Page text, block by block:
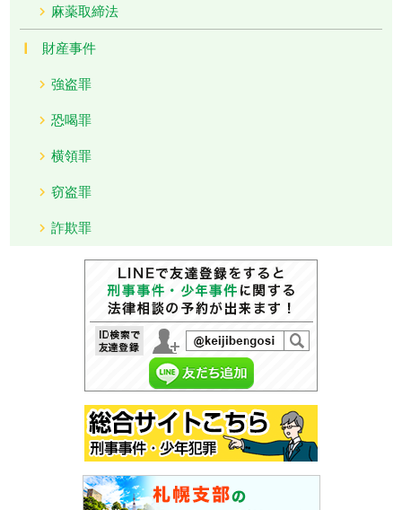
麻薬取締法
財産事件
強盗罪
恐喝罪
横領罪
窃盗罪
詐欺罪